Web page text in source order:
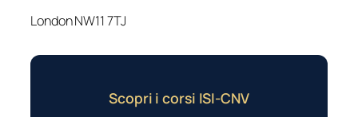
London NW11 7TJ
Scopri i corsi ISI-CNV